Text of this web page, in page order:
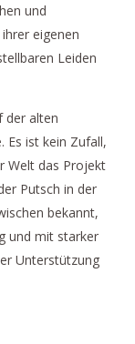
und
eigenen
Leiden
der alten
Es ist kein Zufall,
Welt das Projekt
Putsch in der
bekannt,
und mit starker
Unterstützung